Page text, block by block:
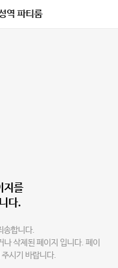
역 파티룸
지를
다.
송합니다.
삭제된 페이지 입니다. 페이
시기 바랍니다.